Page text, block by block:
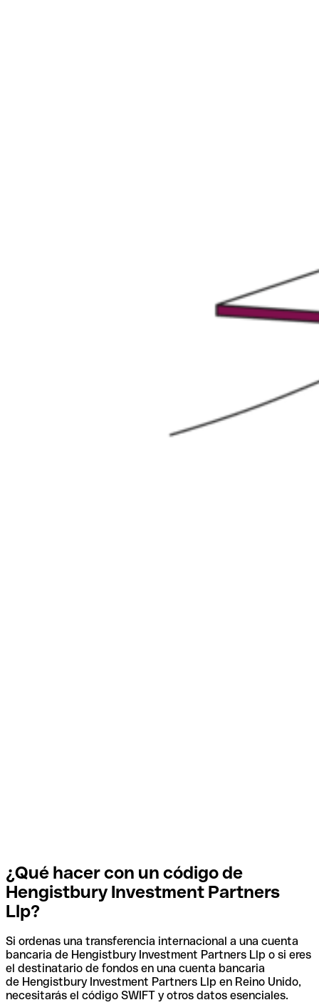
¿Qué hacer con un código de
Hengistbury Investment Partners
Llp?
Si ordenas una transferencia internacional a una cuenta
bancaria de Hengistbury Investment Partners Llp o si eres
el destinatario de fondos en una cuenta bancaria
de Hengistbury Investment Partners Llp en Reino Unido,
necesitarás el código SWIFT y otros datos esenciales.